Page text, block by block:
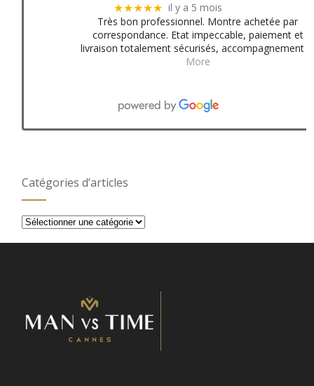
★★★★★ il y a 5 mois
Très bon professionnel. Montre achetée par
correspondance. Etat impeccable, paiement et
livraison totalement sécurisés, accompagnement
More
Catégories d’articles
Catégories